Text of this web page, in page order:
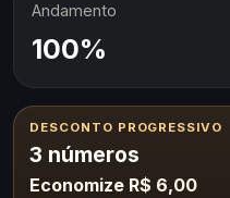
Andamento
100%
DESCONTO PROGRESSIVO
3 números
Economize R$ 6,00